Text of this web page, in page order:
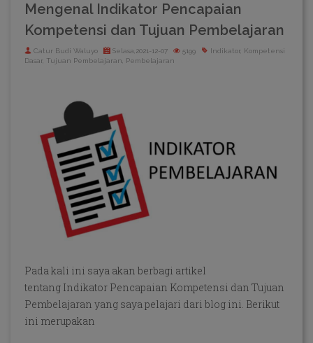
Mengenal Indikator Pencapaian
Kompetensi dan Tujuan Pembelajaran
Catur Budi Waluyo Selasa,2021-12-07 5199
Indikator, Kompetensi
Dasar, Tujuan Pembelajaran, Pembelajaran
Pada kali ini saya akan berbagi artikel
tentang Indikator Pencapaian Kompetensi dan Tujuan
Pembelajaran yang saya pelajari dari blog ini. Berikut
ini merupakan